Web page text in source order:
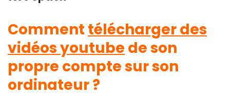
Comment télécharger des
vidéos youtube de son
propre compte sur son
ordinateur ?